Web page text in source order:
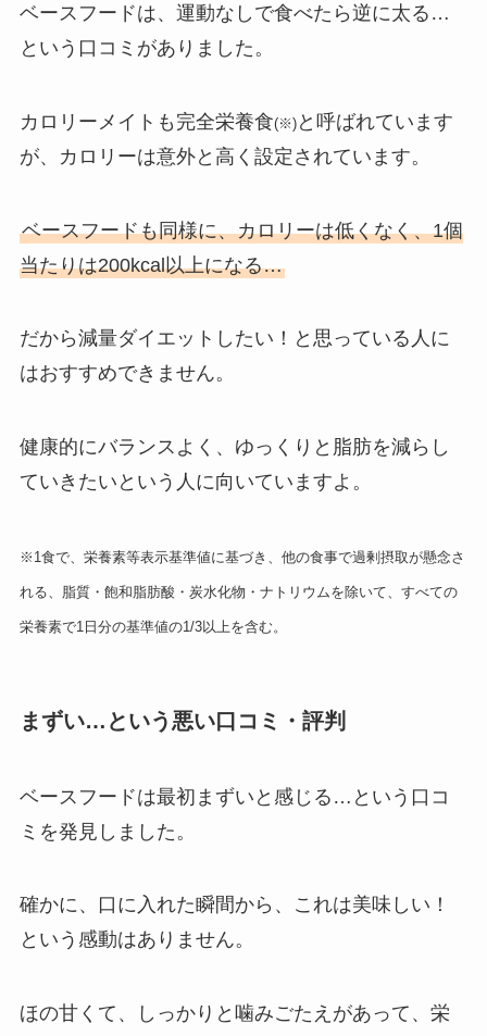
ベースフードは、運動なしで食べたら逆に太る…
という口コミがありました。
カロリーメイトも完全栄養食(※)と呼ばれています
が、カロリーは意外と高く設定されています。
ベースフードも同様に、カロリーは低くなく、1個
当たりは200kcal以上になる…
だから減量ダイエットしたい！と思っている人に
はおすすめできません。
健康的にバランスよく、ゆっくりと脂肪を減らし
ていきたいという人に向いていますよ。
※1食で、栄養素等表示基準値に基づき、他の食事で過剰摂取が懸念さ
れる、脂質・飽和脂肪酸・炭水化物・ナトリウムを除いて、すべての
栄養素で1日分の基準値の1/3以上を含む。
まずい…という悪い口コミ・評判
ベースフードは最初まずいと感じる…という口コ
ミを発見しました。
確かに、口に入れた瞬間から、これは美味しい！
という感動はありません。
ほの甘くて、しっかりと噛みごたえがあって、栄